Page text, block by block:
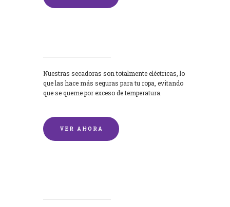
Nuestras secadoras son totalmente eléctricas, lo
que las hace más seguras para tu ropa, evitando
que se queme por exceso de temperatura.
VER AHORA